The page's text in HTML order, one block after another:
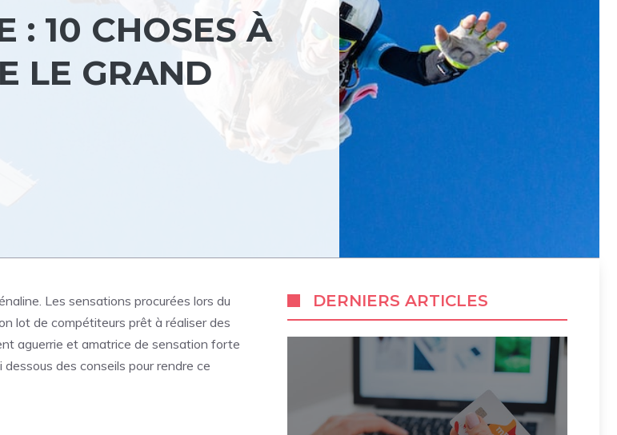
: 10 CHOSES À
LE GRAND
Les sensations procurées lors du
lot de compétiteurs prêt à réaliser des
aguerrie et amatrice de sensation forte
des conseils pour rendre ce
DERNIERS ARTICLES